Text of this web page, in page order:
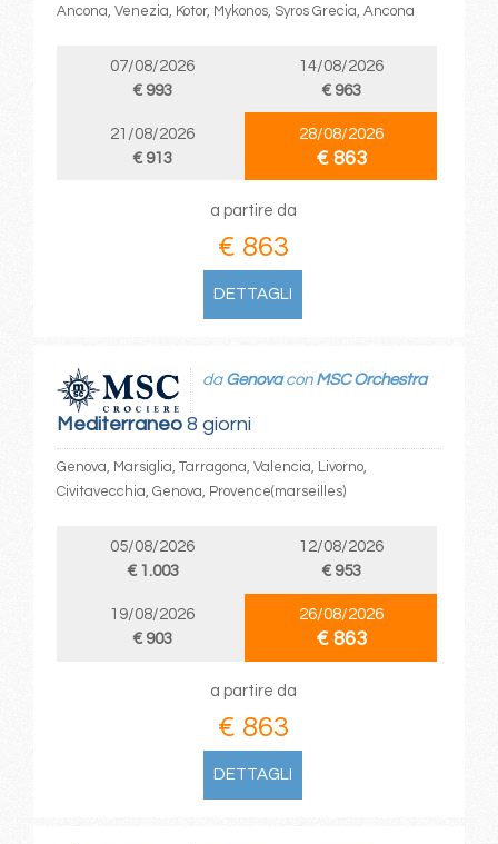
Ancona, Venezia, Kotor, Mykonos, Syros Grecia, Ancona
07/08/2026
€ 993
14/08/2026
€ 963
21/08/2026
€ 913
28/08/2026
€ 863
a partire da
€ 863
DETTAGLI
Mediterraneo8 giorni
da Genovacon MSC Orchestra
Genova, Marsiglia, Tarragona, Valencia, Livorno,
Civitavecchia, Genova, Provence(marseilles)
05/08/2026
€ 1.003
12/08/2026
€ 953
19/08/2026
€ 903
26/08/2026
€ 863
a partire da
€ 863
DETTAGLI